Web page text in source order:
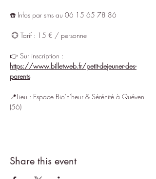
☎️ Infos par sms au 06 15 65 78 86
💮 Tarif : 15 € / personne
👉 Sur inscription :
https://www.billetweb.fr/petit-dejeuner-des-
parents
📍Lieu : Espace Bio'n'heur & Sérénité à Quéven
(56)
Share this event